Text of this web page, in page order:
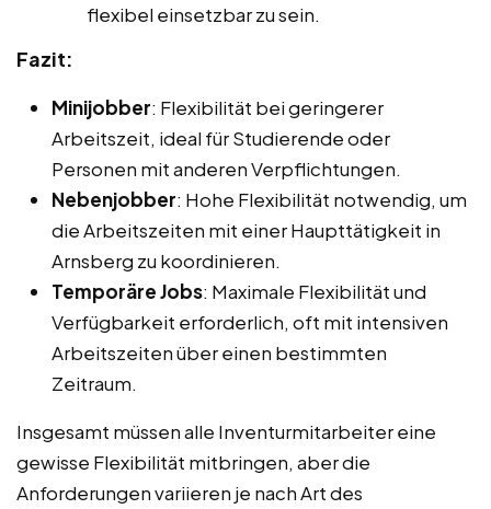
flexibel einsetzbar zu sein.
Fazit:
Minijobber: Flexibilität bei geringerer
Arbeitszeit, ideal für Studierende oder
Personen mit anderen Verpflichtungen.
Nebenjobber: Hohe Flexibilität notwendig, um
die Arbeitszeiten mit einer Haupttätigkeit in
Arnsberg zu koordinieren.
Temporäre Jobs: Maximale Flexibilität und
Verfügbarkeit erforderlich, oft mit intensiven
Arbeitszeiten über einen bestimmten
Zeitraum.
Insgesamt müssen alle Inventurmitarbeiter eine
gewisse Flexibilität mitbringen, aber die
Anforderungen variieren je nach Art des